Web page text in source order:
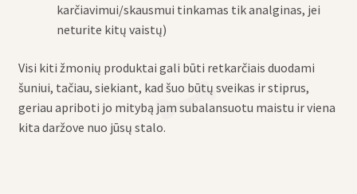
karčiavimui/skausmui tinkamas tik analginas, jei
neturite kitų vaistų)
Visi kiti žmonių produktai gali būti retkarčiais duodami
šuniui, tačiau, siekiant, kad šuo būtų sveikas ir stiprus,
geriau apriboti jo mitybą jam subalansuotu maistu ir viena
kita daržove nuo jūsų stalo.